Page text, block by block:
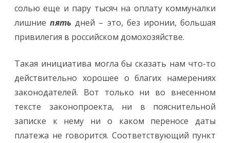
солью еще и пару тысяч на оплату коммуналки
лишниепятьдней – это, без иронии, большая
привилегия в российском домохозяйстве.
Такая инициатива могла бы сказать нам что-то
действительно хорошее о благих намерениях
законодателей. Вот только ни во внесенном
тексте законопроекта, ни в пояснительной
записке к нему ни о каком переносе даты
платежа не говорится. Соответствующий пункт